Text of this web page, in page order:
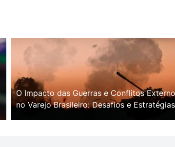
O Impacto das Guerras e Conflitos
no Varejo Brasileiro: Desafios e Estratégias